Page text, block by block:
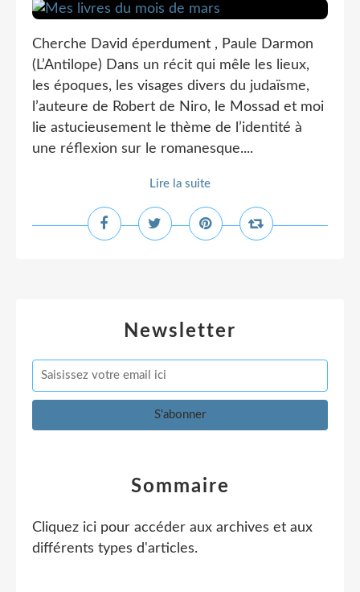
Cherche David éperdument , Paule Darmon
(L’Antilope) Dans un récit qui mêle les lieux,
les époques, les visages divers du judaïsme,
l’auteure de Robert de Niro, le Mossad et moi
lie astucieusement le thème de l’identité à
une réflexion sur le romanesque....
Lire la suite
Newsletter
Sommaire
Cliquez ici pour accéder aux archives et aux
différents types d'articles.